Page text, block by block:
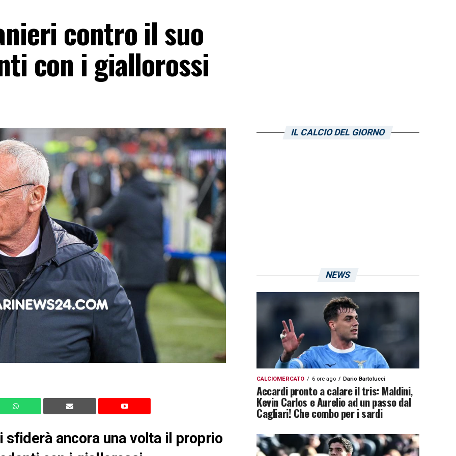
contro il suo
con i giallorossi
sfiderà ancora una volta il proprio
IL CALCIO DEL GIORNO
NEWS
CALCIOMERCATO 6 ore ago Dario Bartolucci
Accardi pronto a calare il tris: Maldini,
Kevin Carlos e Aurelio ad un passo dal
Cagliari! Che combo per i sardi